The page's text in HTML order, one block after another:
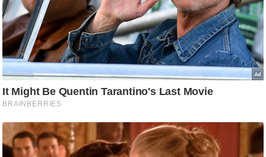
फ
स्टा
इ
ल
टे
क्नॉ
लॉ
ब्यू
टी